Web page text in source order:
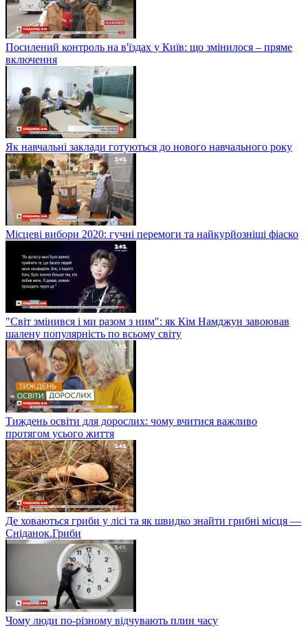
Посилений контроль на в'їздах у Київ: що змінилося – пряме
включення
Як навчальні заклади готуються до нового навчального року
Місцеві вибори 2020: гучні перемоги та найкурйозніші фіаско
"Світ змінився і ми разом з ним": як Кім Намджун завоював
шалену популярність по всьому світу
Тиждень освіти для дорослих: чому вчитися важливо
протягом усього життя
Де ховаються гриби у лісі та як швидко знайти грибні місця —
Сніданок.Гриби
Чому люди по-різному відчувають плин часу